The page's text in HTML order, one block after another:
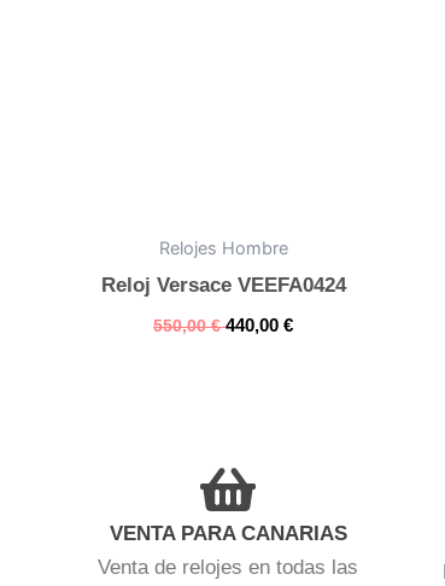
Relojes Hombre
Reloj Versace VEEFA0424
550,00€ 440,00€
VENTA PARA CANARIAS
Venta de relojes en todas las